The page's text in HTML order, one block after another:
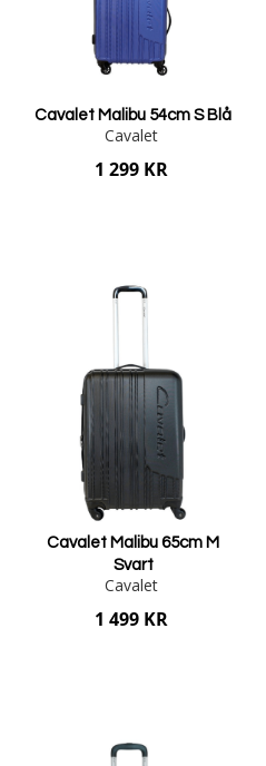
Cavalet Malibu 54cm S Blå
Cavalet
1 299 KR
Cavalet Malibu 65cm M
Svart
Cavalet
1 499 KR